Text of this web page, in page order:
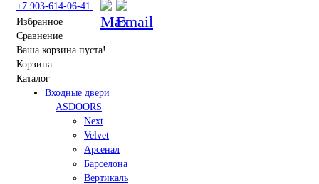
+7 903-614-06-41
Избранное
Сравнение
Ваша корзина пуста!
Корзина
Каталог
Входные двери
ASDOORS
Next
Velvet
Арсенал
Барселона
Вертикаль